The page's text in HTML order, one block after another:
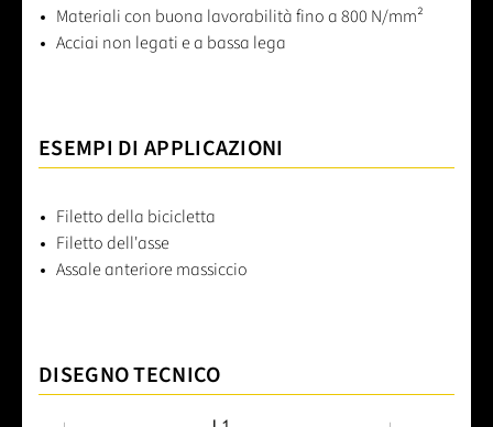
Materiali con buona lavorabilità fino a 800 N/mm²
Acciai non legati e a bassa lega
ESEMPI DI APPLICAZIONI
Filetto della bicicletta
Filetto dell'asse
Assale anteriore massiccio
DISEGNO TECNICO